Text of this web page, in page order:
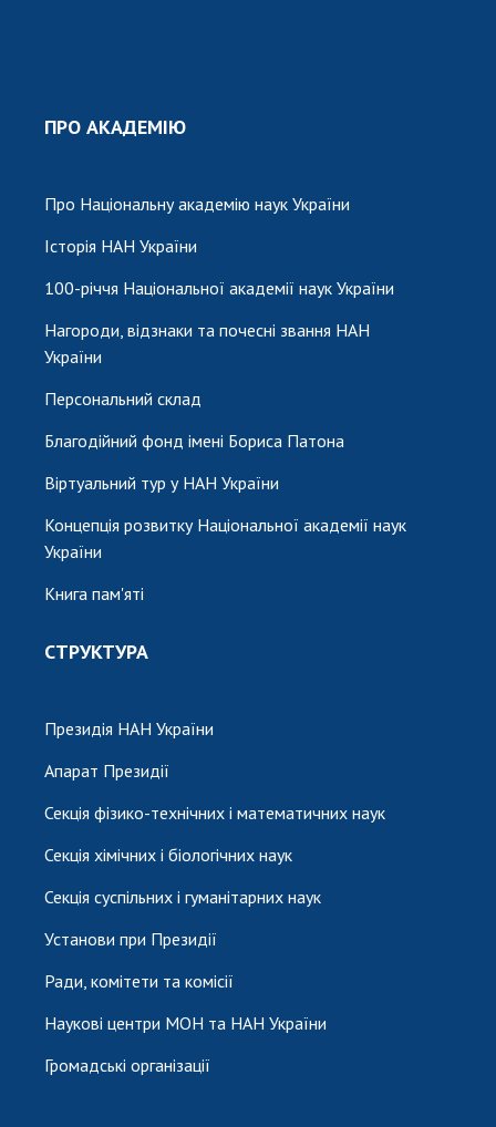
ПРО АКАДЕМІЮ
Про Національну академію наук України
Історія НАН України
100-річчя Національної академії наук України
Нагороди, відзнаки та почесні звання НАН
України
Персональний склад
Благодійний фонд імені Бориса Патона
Віртуальний тур у НАН України
Концепція розвитку Національної академії наук
України
Книга пам'яті
СТРУКТУРА
Президія НАН України
Апарат Президії
Секція фізико-технічних і математичних наук
Секція хімічних і біологічних наук
Секція суспільних і гуманітарних наук
Установи при Президії
Ради, комітети та комісії
Наукові центри МОН та НАН України
Громадські організації